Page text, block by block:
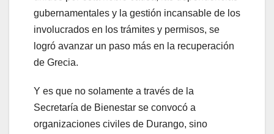
gubernamentales y la gestión incansable de los
involucrados en los trámites y permisos, se
logró avanzar un paso más en la recuperación
de Grecia.
Y es que no solamente a través de la
Secretaría de Bienestar se convocó a
organizaciones civiles de Durango, sino